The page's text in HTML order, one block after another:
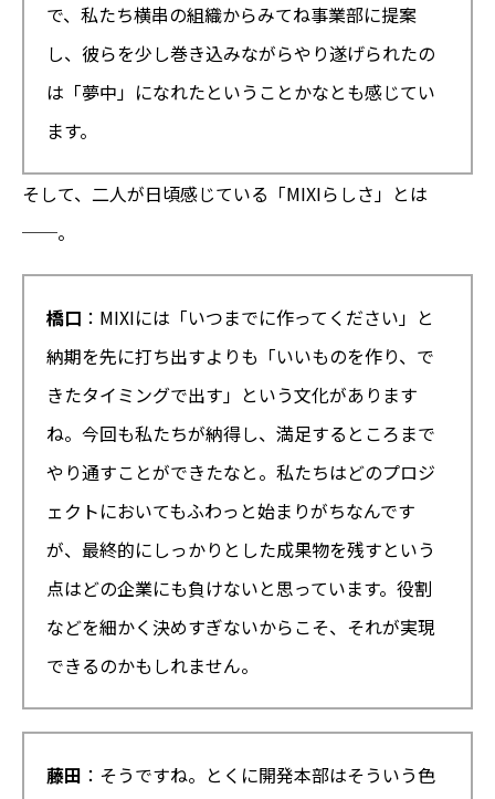
で、私たち横串の組織からみてね事業部に提案
し、彼らを少し巻き込みながらやり遂げられたの
は「夢中」になれたということかなとも感じてい
ます。
そして、二人が日頃感じている「MIXIらしさ」とは
──。
橋口 ：MIXIには「いつまでに作ってください」と
納期を先に打ち出すよりも「いいものを作り、で
きたタイミングで出す」という文化があります
ね。今回も私たちが納得し、満足するところまで
やり通すことができたなと。私たちはどのプロジ
ェクトにおいてもふわっと始まりがちなんです
が、最終的にしっかりとした成果物を残すという
点はどの企業にも負けないと思っています。役割
などを細かく決めすぎないからこそ、それが実現
できるのかもしれません。
藤田 ：そうですね。とくに開発本部はそういう色